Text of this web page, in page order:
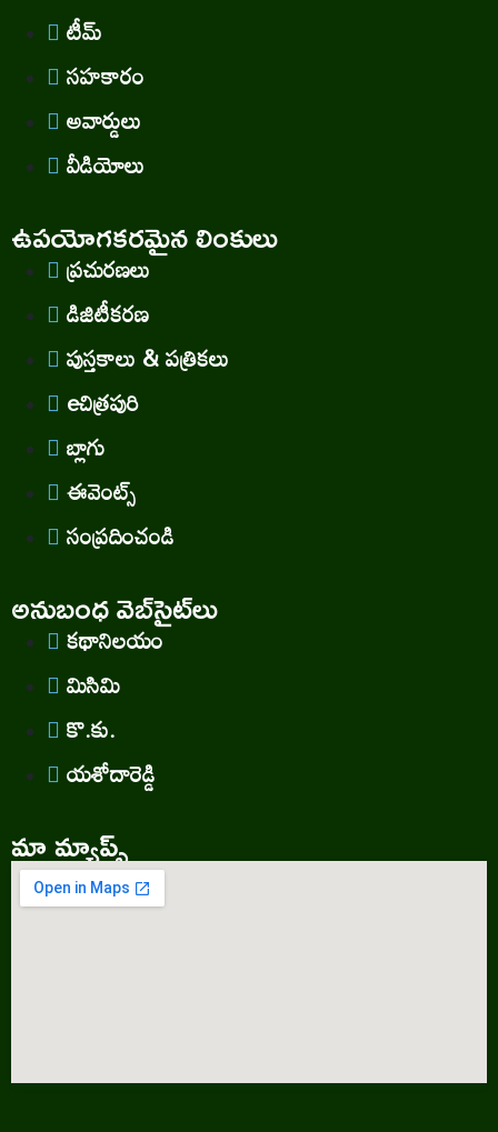
టీమ్
సహకారం
అవార్డులు
వీడియోలు
ఉపయోగకరమైన లింకులు
ప్రచురణలు
డిజిటీకరణ
పుస్తకాలు & పత్రికలు
eచిత్రపురి
బ్లాగు
ఈవెంట్స్
సంప్రదించండి
అనుబంధ వెబ్‌సైట్‌లు
కథానిలయం
మిసిమి
కొ.కు.
యశోదారెడ్డి
మా మ్యాప్స్